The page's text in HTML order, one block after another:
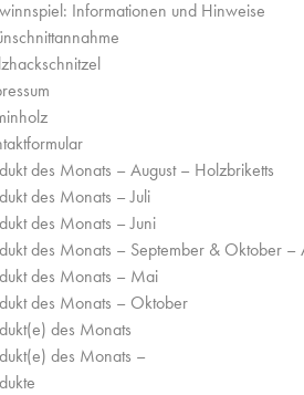
Informationen und Hinweise
des Monats – August – Holzbriketts
des Monats – Juli
des Monats – Juni
des Monats – September & Oktober –
des Monats – Mai
des Monats – Oktober
des Monats
des Monats –